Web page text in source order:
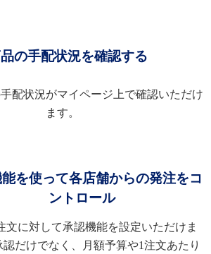
の手配状況を確認する
配状況がマイページ上で確認いただけ
ます。
を使って各店舗からの発注をコ
ントロール
文に対して承認機能を設定いただけま
だけでなく、月額予算や1注文あたり